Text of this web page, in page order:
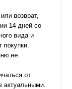
возврат,
14 дней со
вида и
не
от
актуальными.